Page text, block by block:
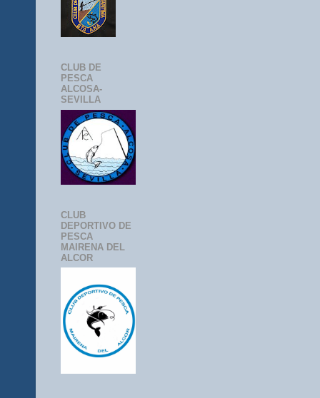
CLUB DE
PESCA
ALCOSA-
SEVILLA
CLUB
DEPORTIVO DE
PESCA
MAIRENA DEL
ALCOR